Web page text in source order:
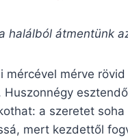
halálból átmentünk
mércével mérve
a szeretet
mert kezdettől